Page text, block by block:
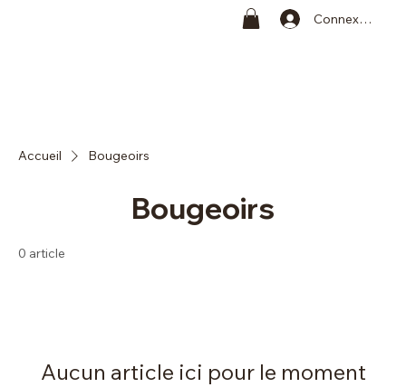
Connexion
Accueil Bougeoirs
Bougeoirs
0 article
Aucun article ici pour le moment